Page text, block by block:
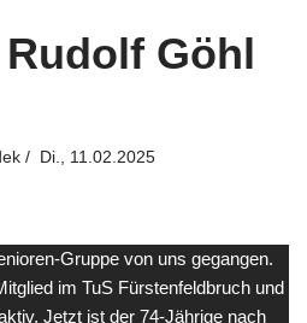
Göhl
Di., 11.02.2025
Gruppe von uns gegangen.
im TuS Fürstenfeldbruch und
Jetzt ist der 74-Jährige nach